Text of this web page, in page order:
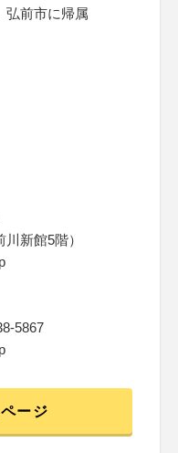
弘前市に帰属
新館5階）
5867
ージ